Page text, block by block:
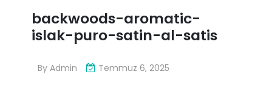
backwoods-aromatic-
islak-puro-satin-al-satis
By Admin Temmuz 6, 2025